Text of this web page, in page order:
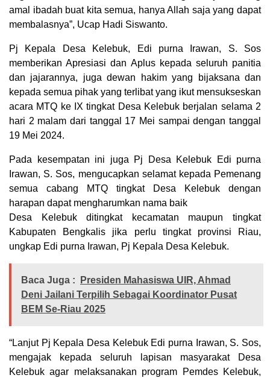
amal ibadah buat kita semua, hanya Allah saja yang dapat
membalasnya”, Ucap Hadi Siswanto.
Pj Kepala Desa Kelebuk, Edi purna Irawan, S. Sos
memberikan Apresiasi dan Aplus kepada seluruh panitia
dan jajarannya, juga dewan hakim yang bijaksana dan
kepada semua pihak yang terlibat yang ikut mensukseskan
acara MTQ ke IX tingkat Desa Kelebuk berjalan selama 2
hari 2 malam dari tanggal 17 Mei sampai dengan tanggal
19 Mei 2024.
Pada kesempatan ini juga Pj Desa Kelebuk Edi purna
Irawan, S. Sos, mengucapkan selamat kepada Pemenang
semua cabang MTQ tingkat Desa Kelebuk dengan
harapan dapat mengharumkan nama baik
Desa Kelebuk ditingkat kecamatan maupun tingkat
Kabupaten Bengkalis jika perlu tingkat provinsi Riau,
ungkap Edi purna Irawan, Pj Kepala Desa Kelebuk.
Baca Juga :
Presiden Mahasiswa UIR, Ahmad
Deni Jailani Terpilih Sebagai Koordinator Pusat
BEM Se-Riau 2025
“Lanjut Pj Kepala Desa Kelebuk Edi purna Irawan, S. Sos,
mengajak kepada seluruh lapisan masyarakat Desa
Kelebuk agar melaksanakan program Pemdes Kelebuk,